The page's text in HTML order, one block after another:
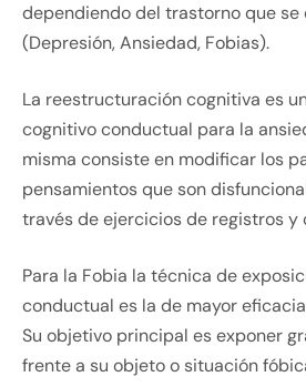
dependiendo del trastorno que
(Depresión, Ansiedad, Fobias).
La reestructuración cognitiva es
cognitivo conductual para la
misma consiste en modificar los
pensamientos que son
través de ejercicios de registros y
Para la Fobia la técnica de
conductual es la de mayor
Su objetivo principal es exponer
frente a su objeto o situación